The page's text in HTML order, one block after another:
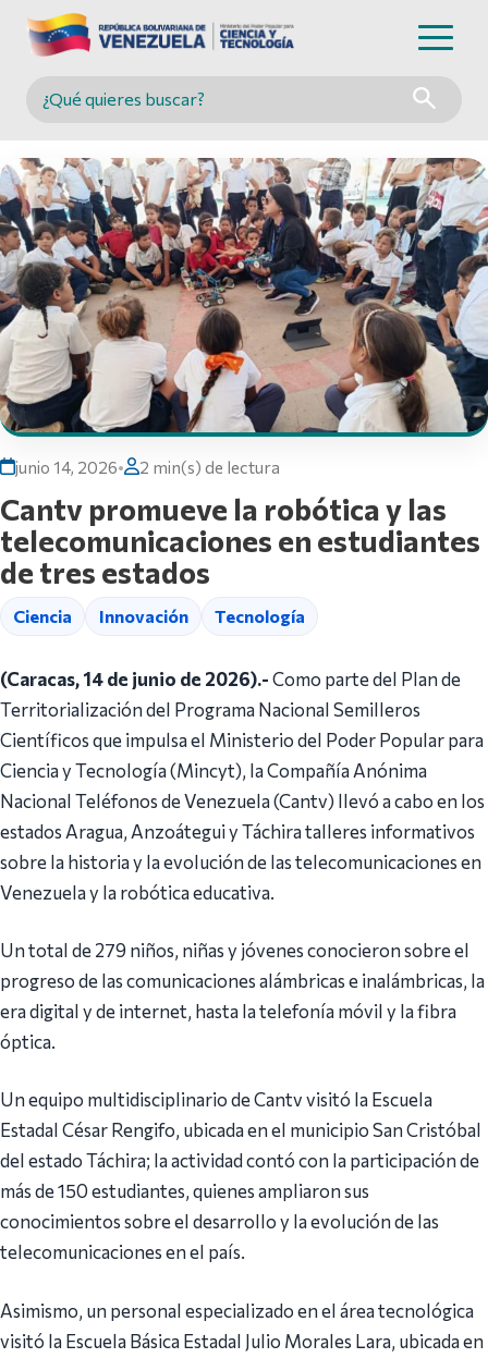
Buscar en MINCYT
junio 14, 2026• 2 min(s) de lectura
Cantv promueve la robótica y las
telecomunicaciones en estudiantes
de tres estados
Ciencia Innovación Tecnología
(Caracas, 14 de junio de 2026).- Como parte del Plan de
Territorialización del Programa Nacional Semilleros
Científicos que impulsa el Ministerio del Poder Popular para
Ciencia y Tecnología (Mincyt), la Compañía Anónima
Nacional Teléfonos de Venezuela (Cantv) llevó a cabo en los
estados Aragua, Anzoátegui y Táchira talleres informativos
sobre la historia y la evolución de las telecomunicaciones en
Venezuela y la robótica educativa.
Un total de 279 niños, niñas y jóvenes conocieron sobre el
progreso de las comunicaciones alámbricas e inalámbricas, la
era digital y de internet, hasta la telefonía móvil y la fibra
óptica.
Un equipo multidisciplinario de Cantv visitó la Escuela
Estadal César Rengifo, ubicada en el municipio San Cristóbal
del estado Táchira; la actividad contó con la participación de
más de 150 estudiantes, quienes ampliaron sus
conocimientos sobre el desarrollo y la evolución de las
telecomunicaciones en el país.
Asimismo, un personal especializado en el área tecnológica
visitó la Escuela Básica Estadal Julio Morales Lara, ubicada en